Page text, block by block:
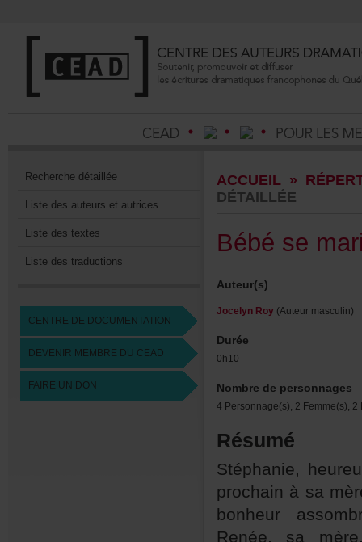
Recherchedétaillée
Listedesauteursetautrices
Listedestextes
Listedestraductions
CENTREDEDOCUMENTATION
DEVENIRMEMBREDUCEAD
FAIREUNDON
ACCUEIL»
DÉTAILLÉE
Auteur(s)
JocelynRoy(Auteurmasculin)
Durée
0h10
Nombredepersonnages
Résumé